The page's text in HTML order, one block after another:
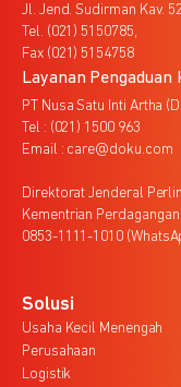
Jl. Jend. Sudirman Kav.
Tel. (021) 5150785,
Fax (021) 5154758
Layanan Pengaduan
PT Nusa Satu Inti Artha
Tel : (021) 1500 963
Email : care@doku.com
Direktorat Jenderal
Kementrian
0853-1111-1010
Solusi
Usaha Kecil Menengah
Perusahaan
Logistik